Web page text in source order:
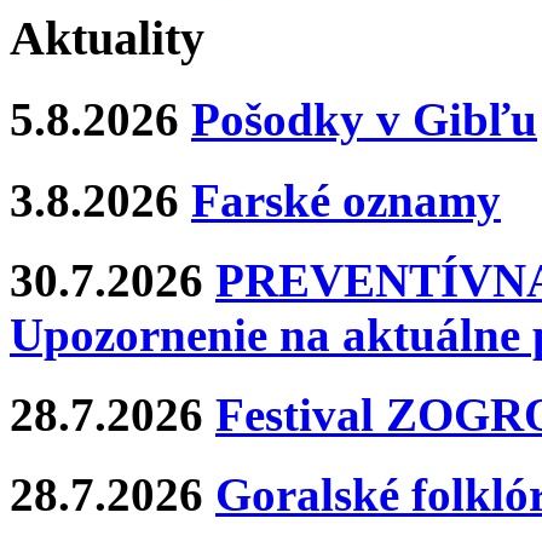
Aktuality
5.8.2026 Pošodky v Gibľu
3.8.2026 Farské oznamy
30.7.2026
Upozornenie na aktuálne
28.7.2026 Festival
28.7.2026 Goralské